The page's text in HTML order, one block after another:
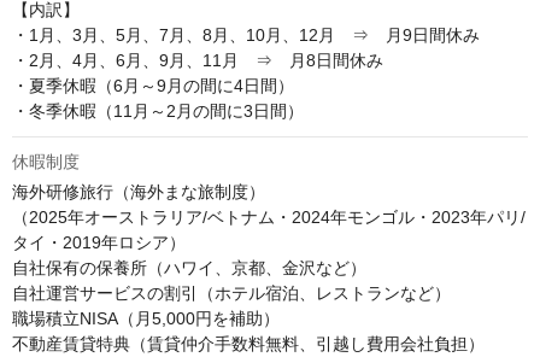
【内訳】
・1月、3月、5月、7月、8月、10月、12月　⇒　月9日間休み
・2月、4月、6月、9月、11月　⇒　月8日間休み
・夏季休暇（6月～9月の間に4日間）
・冬季休暇（11月～2月の間に3日間）
休暇制度
海外研修旅行（海外まな旅制度）
（2025年オーストラリア/ベトナム・2024年モンゴル・2023年パリ/
タイ・2019年ロシア）
自社保有の保養所（ハワイ、京都、金沢など）
自社運営サービスの割引（ホテル宿泊、レストランなど）
職場積立NISA（月5,000円を補助）
不動産賃貸特典（賃貸仲介手数料無料、引越し費用会社負担）